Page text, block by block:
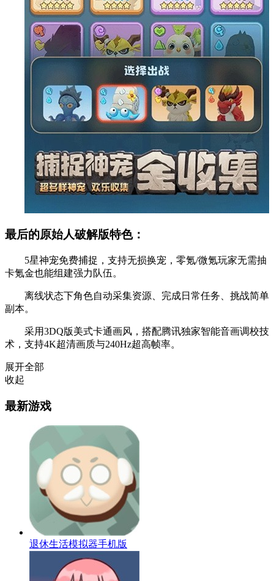
最后的原始人破解版特色：
5星神宠免费捕捉，支持无损换宠，零氪/微氪玩家无需抽
卡氪金也能组建强力队伍。
离线状态下角色自动采集资源、完成日常任务、挑战简单
副本。
采用3DQ版美式卡通画风，搭配腾讯独家智能音画调校技
术，支持4K超清画质与240Hz超高帧率。
展开全部
收起
最新游戏
退休生活模拟器手机版